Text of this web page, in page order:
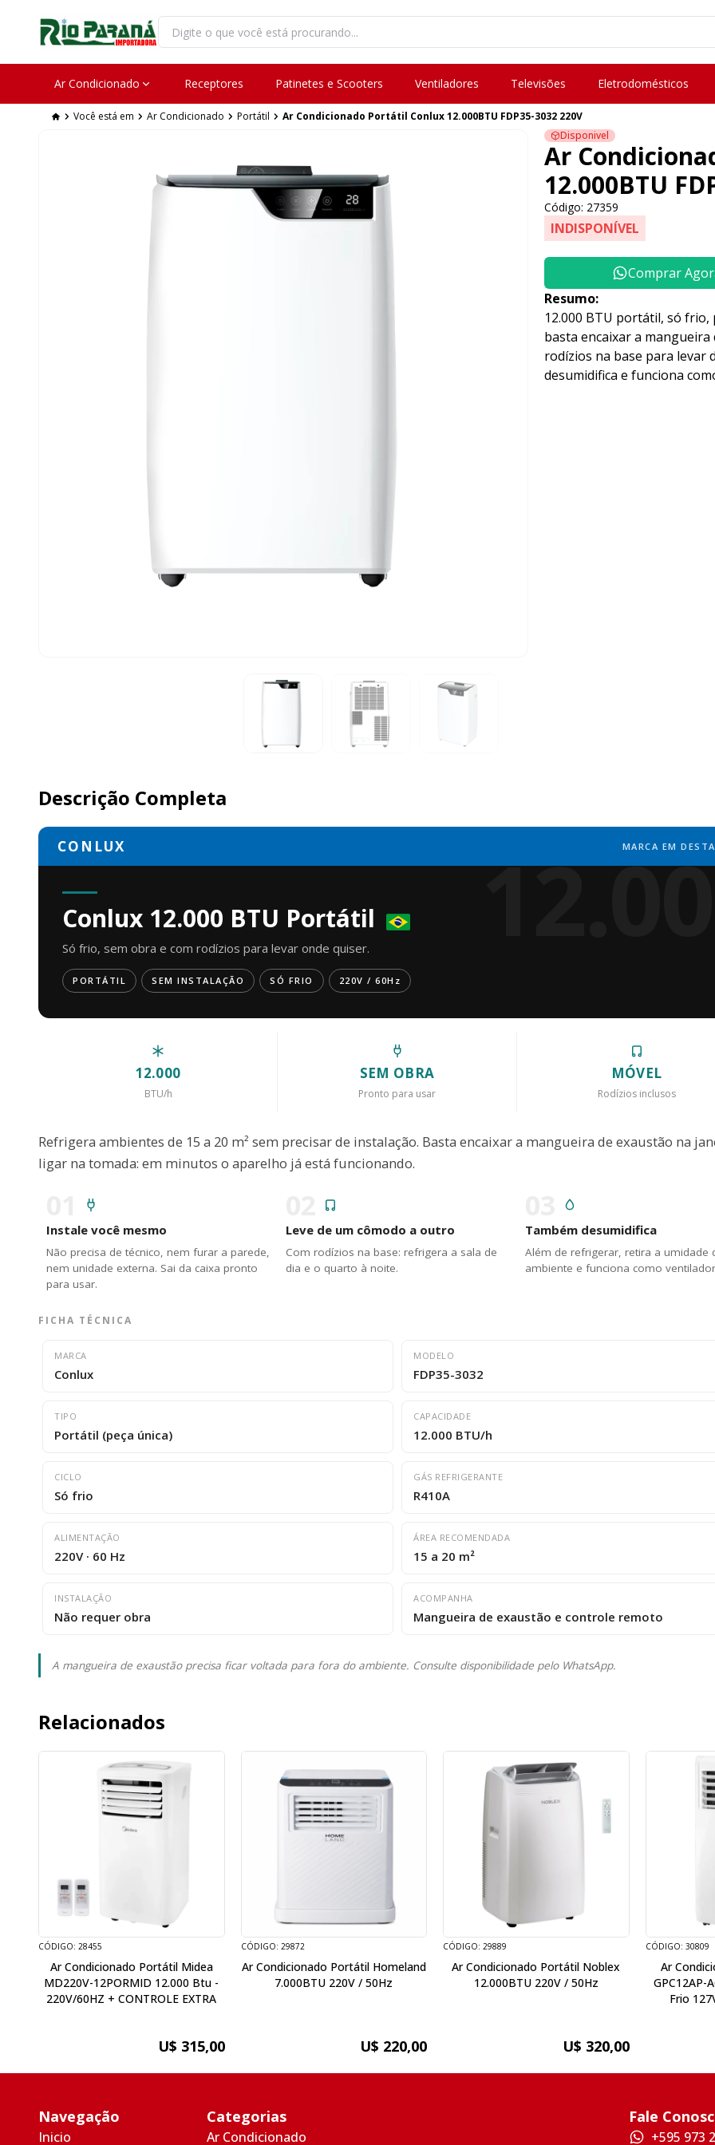
Ar Condicionado Receptores Patinetes e Scooters Ventiladores Televisões Eletrodomésticos
Você está em Ar Condicionado Portátil
Ar Condicionado Portátil Conlux 12.000BTU FDP35-3032 220V
Disponivel
Ar
12.000BTU
Código: 27359
INDISPONÍVEL
Comprar
Resumo:
12.000 BTU portátil, só frio,
basta encaixar a
rodízios na base para levar
desumidifica e funciona
Descrição Completa
CONLUX MARCA EM
Conlux 12.000 BTU Portátil
Só frio, sem obra e com rodízios para levar onde quiser.
PORTÁTIL SEM INSTALAÇÃO SÓ FRIO 220V / 60Hz
12.000
BTU/h
SEM OBRA
Pronto para usar
MÓVEL
Rodízios inclusos
Refrigera ambientes de 15 a 20 m² sem precisar de instalação. Basta encaixar a mangueira de exaustão na
ligar na tomada: em minutos o aparelho já está funcionando.
Instale você mesmo
Não precisa de técnico, nem furar a parede,
nem unidade externa. Sai da caixa pronto
para usar.
Leve de um cômodo a outro
Com rodízios na base: refrigera a sala de
dia e o quarto à noite.
Também desumidifica
Além de refrigerar, retira a umidade
ambiente e funciona como
FICHA TÉCNICA
MARCA
Conlux
MODELO
FDP35-3032
TIPO
Portátil (peça única)
CAPACIDADE
12.000 BTU/h
CICLO
Só frio
GÁS REFRIGERANTE
R410A
ALIMENTAÇÃO
220V · 60 Hz
ÁREA RECOMENDADA
15 a 20 m²
INSTALAÇÃO
Não requer obra
ACOMPANHA
Mangueira de exaustão e controle remoto
A mangueira de exaustão precisa ficar voltada para fora do ambiente. Consulte disponibilidade pelo WhatsApp.
Relacionados
CÓDIGO: 28455
Ar Condicionado Portátil Midea
MD220V-12PORMID 12.000 Btu -
220V/60HZ + CONTROLE EXTRA
U$ 315,00
CÓDIGO: 29872
Ar Condicionado Portátil Homeland
7.000BTU 220V / 50Hz
U$ 220,00
CÓDIGO: 29889
Ar Condicionado Portátil Noblex
12.000BTU 220V / 50Hz
U$ 320,00
CÓDIGO: 30809
Ar
GPC12AP-
Frio
Navegação
Inicio
Categorias
Ar Condicionado
Fale
+595 973